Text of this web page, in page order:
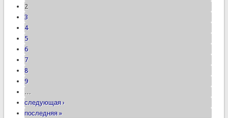
2
3
4
5
6
7
8
9
…
следующая ›
последняя »